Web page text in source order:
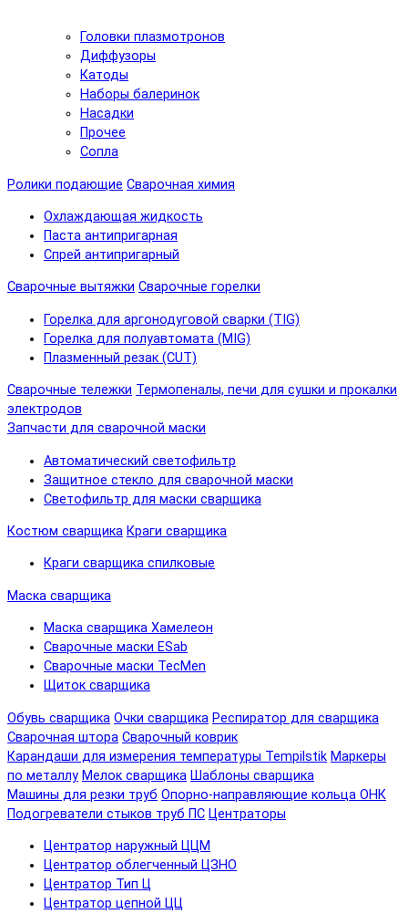
Головки плазмотронов
Диффузоры
Катоды
Наборы балеринок
Насадки
Прочее
Сопла
Ролики подающие Сварочная химия
Охлаждающая жидкость
Паста антипригарная
Спрей антипригарный
Сварочные вытяжки Сварочные горелки
Горелка для аргонодуговой сварки (TIG)
Горелка для полуавтомата (MIG)
Плазменный резак (CUT)
Сварочные тележки Термопеналы, печи для сушки и прокалки
электродов
Запчасти для сварочной маски
Автоматический светофильтр
Защитное стекло для сварочной маски
Светофильтр для маски сварщика
Костюм сварщика Краги сварщика
Краги сварщика спилковые
Маска сварщика
Маска сварщика Хамелеон
Сварочные маски ESab
Сварочные маски TecMen
Щиток сварщика
Обувь сварщика Очки сварщика Респиратор для сварщика
Сварочная штора Сварочный коврик
Карандаши для измерения температуры Tempilstik Маркеры
по металлу Мелок сварщика Шаблоны сварщика
Машины для резки труб Опорно-направляющие кольца ОНК
Подогреватели стыков труб ПС Центраторы
Центратор наружный ЦЦМ
Центратор облегченный ЦЗНО
Центратор Тип Ц
Центратор цепной ЦЦ